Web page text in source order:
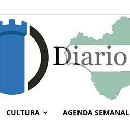
CULTURA AGENDA SEMANAL